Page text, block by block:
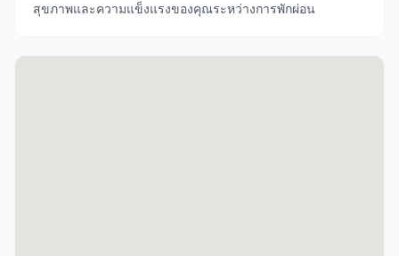
สุขภาพและความแข็งแรงของคุณระหว่างการพักผ่อน